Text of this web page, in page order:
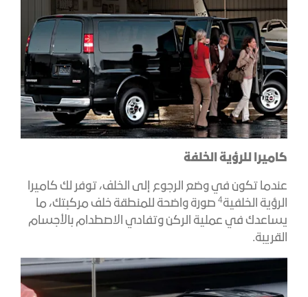
كاميرا للرؤية الخلفة
عندما تكون في وضع الرجوع إلى الخلف، توفر لك كاميرا
الرؤية الخلفية4 صورة واضحة للمنطقة خلف مركبتك، ما
يساعدك في عملية الركن وتفادي الاصطدام بالأجسام
القريبة.